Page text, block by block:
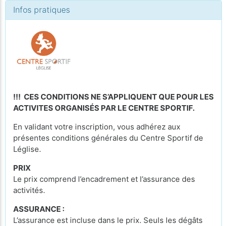
Infos pratiques
!!! CES CONDITIONS NE S’APPLIQUENT QUE POUR LES
ACTIVITES ORGANISÉS PAR LE CENTRE SPORTIF.
En validant votre inscription, vous adhérez aux
présentes conditions générales du Centre Sportif de
Léglise.
PRIX
Le prix comprend l’encadrement et l’assurance des
activités.
ASSURANCE :
L’assurance est incluse dans le prix. Seuls les dégâts